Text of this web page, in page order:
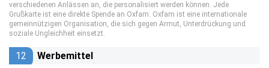
verschiedenen Anlässen an, die personalisiert werden können. Jede
Grußkarte ist eine direkte Spende an Oxfam. Oxfam ist eine internationale
gemeinnützigen Organisation, die sich gegen Armut, Unterdrückung und
soziale Ungleichheit einsetzt.
12 Werbemittel